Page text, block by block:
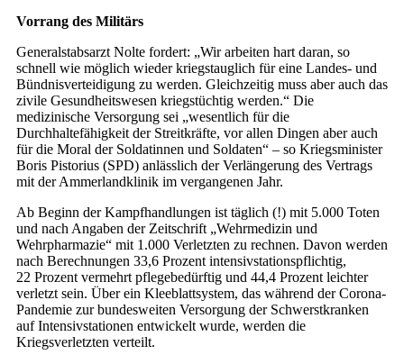
Vorrang des Militärs
Generalstabsarzt Nolte fordert: „Wir arbeiten hart daran, so
schnell wie möglich wieder kriegstauglich für eine Landes- und
Bündnisverteidigung zu werden. Gleichzeitig muss aber auch das
zivile Gesundheitswesen kriegstüchtig werden.“ Die
medizinische Versorgung sei „wesentlich für die
Durchhaltefähigkeit der Streitkräfte, vor allen Dingen aber auch
für die Moral der Soldatinnen und Soldaten“ – so Kriegsminister
Boris Pistorius (SPD) anlässlich der Verlängerung des Vertrags
mit der Ammerlandklinik im vergangenen Jahr.
Ab Beginn der Kampfhandlungen ist täglich (!) mit 5.000 Toten
und nach Angaben der Zeitschrift „Wehrmedizin und
Wehrpharmazie“ mit 1.000 Verletzten zu rechnen. Davon werden
nach Berechnungen 33,6 Prozent intensivstationspflichtig,
22 Prozent vermehrt pflegebedürftig und 44,4 Prozent leichter
verletzt sein. Über ein Kleeblattsystem, das während der Corona-
Pandemie zur bundesweiten Versorgung der Schwerstkranken
auf Intensivstationen entwickelt wurde, werden die
Kriegsverletzten verteilt.